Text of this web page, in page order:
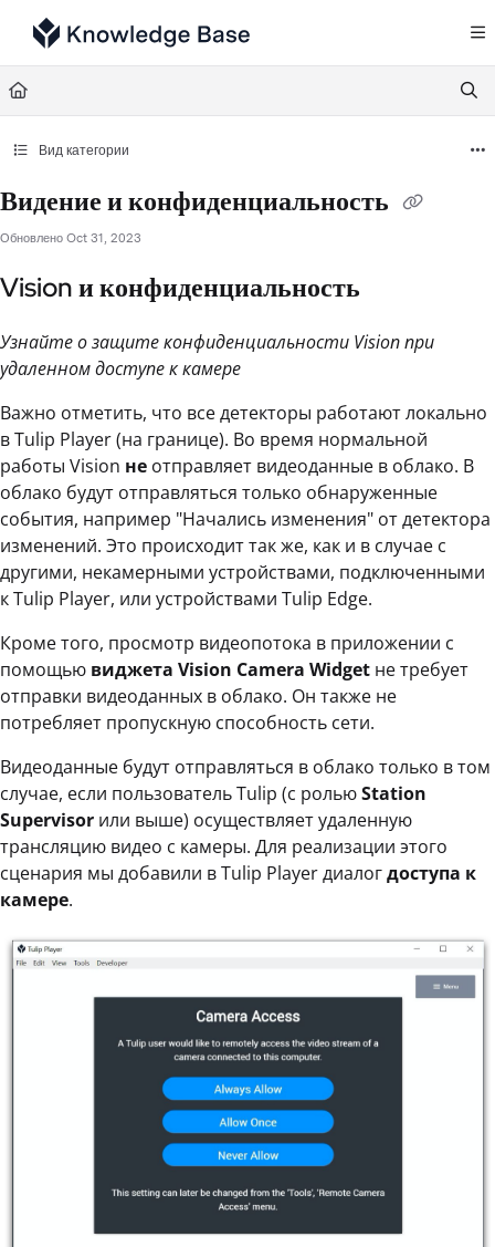
Documentation Index
Fetch the complete documentation index at:
Use this file to discover all available pages before exploring further.
Вид категории
Видение и конфиденциальность
Обновлено Oct 31, 2023
Vision и конфиденциальность
Узнайте о защите конфиденциальности Vision при
удаленном доступе к камере
Важно отметить, что все детекторы работают локально
в Tulip Player (на границе). Во время нормальной
работы Vision не отправляет видеоданные в облако. В
облако будут отправляться только обнаруженные
события, например "Начались изменения" от детектора
изменений. Это происходит так же, как и в случае с
другими, некамерными устройствами, подключенными
к Tulip Player, или устройствами Tulip Edge.
Кроме того, просмотр видеопотока в приложении с
помощью виджета Vision Camera Widget не требует
отправки видеоданных в облако. Он также не
потребляет пропускную способность сети.
Видеоданные будут отправляться в облако только в том
случае, если пользователь Tulip (с рольюStation
Supervisor или выше) осуществляет удаленную
трансляцию видео с камеры. Для реализации этого
сценария мы добавили в Tulip Player диалогдоступа к
камере.